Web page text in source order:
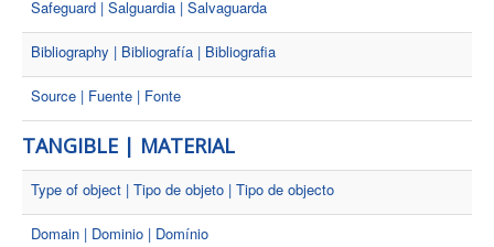
Safeguard | Salguardia | Salvaguarda
Bibliography | Bibliografía | Bibliografia
Source | Fuente | Fonte
TANGIBLE | MATERIAL
Type of object | Tipo de objeto | Tipo de objecto
Domain | Dominio | Domínio